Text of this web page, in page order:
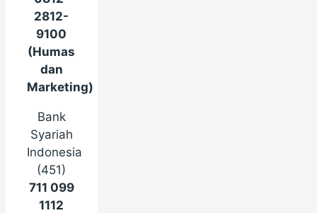
2812-
9100
(Humas
dan
Marketing)
Bank
Syariah
Indonesia
(451)
711 099
1112